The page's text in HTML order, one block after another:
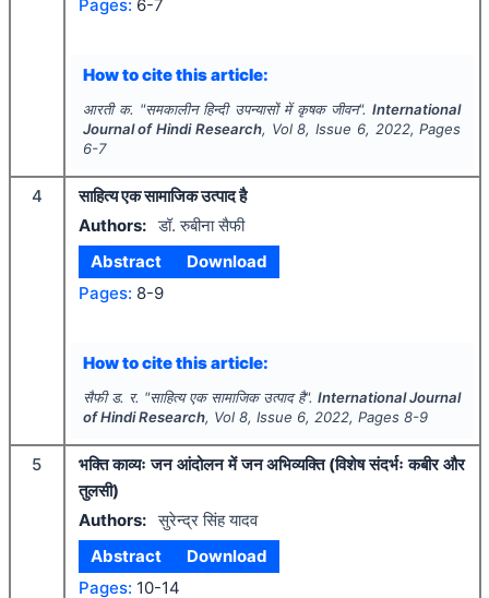
Pages: 6-7
How to cite this article:
आरती क. "समकालीन हिन्दी उपन्यासों में कृषक जीवन".International
Journal of Hindi Research, Vol8, Issue 6, 2022, Pages
6-7
4
साहित्य एक सामाजिक उत्पाद है
Authors: डॉ. रुबीना सैफी
Abstract
Download
Pages: 8-9
How to cite this article:
सैफी ड. र. "साहित्य एक सामाजिक उत्पाद है".International Journal
of Hindi Research, Vol 8, Issue 6, 2022, Pages 8-9
5
भक्ति काव्यः जन आंदोलन में जन अभिव्यक्ति (विशेष संदर्भः कबीर और
तुलसी)
Authors: सुरेन्द्र सिंह यादव
Abstract
Download
Pages: 10-14